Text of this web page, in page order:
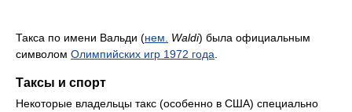
Такса по имени Вальди (нем. Waldi) была официальным
символом Олимпийских игр 1972 года
Таксы и спорт
Некоторые владельцы такс (особенно в США) специально